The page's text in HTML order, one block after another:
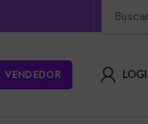
VENDEDOR